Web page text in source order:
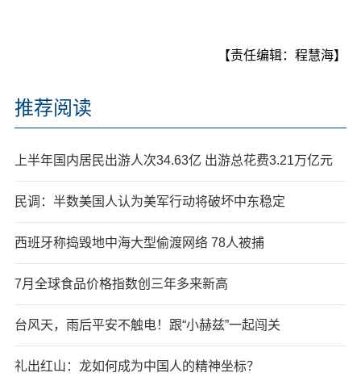
【责任编辑：程慧海】
推荐阅读
上半年国内居民出游人次34.63亿 出游总花费3.21万亿元
民调：半数美国人认为美军行动将破坏中东稳定
西班牙称捣毁地中海大型偷渡网络 78人被捕
7月全球食品价格指数创三年多来新高
台风天，雨后平安不触电！跟“小赫兹”一起闯关
礼出红山：龙如何成为中国人的精神坐标？